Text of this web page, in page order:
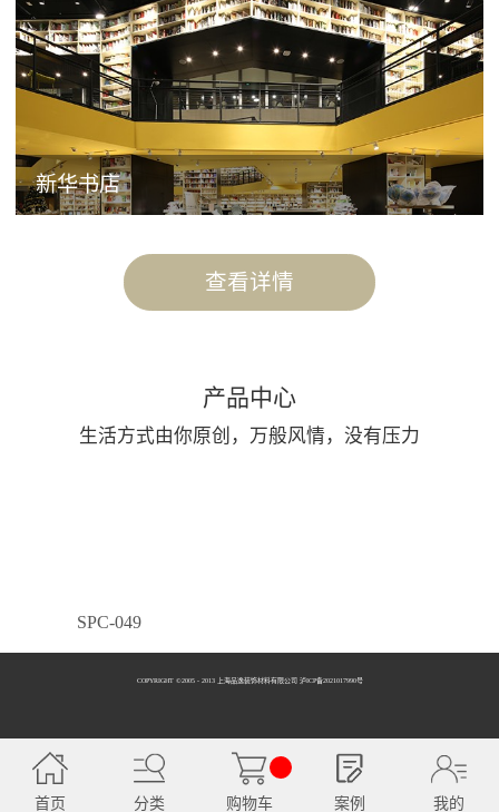
新华书店
查看详情
产品中心
生活方式由你原创，万般风情，没有压力
SPC-049
SPC-050
COPYRIGHT ©2005 - 2013 上海品逸装饰材料有限公司 泸ICP备2021017990号
首页 分类 购物车 案例 我的